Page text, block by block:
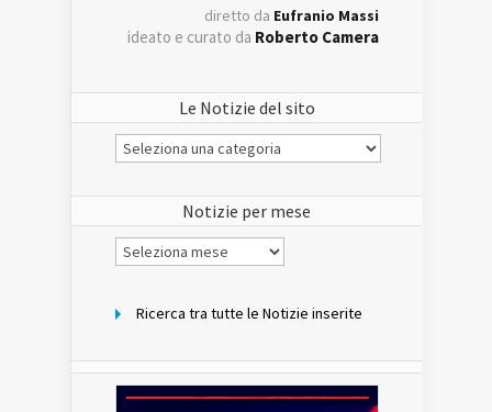
diretto da Eufranio Massi
ideato e curato da Roberto Camera
Le Notizie del sito
Le
Notizie
Notizie per mese
Notizie
per
Ricerca tra tutte le Notizie inserite